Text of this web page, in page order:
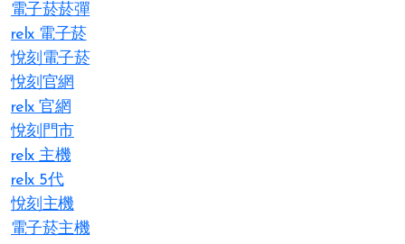
電子菸菸彈
relx 電子菸
悅刻電子菸
悅刻官網
relx 官網
悅刻門市
relx 主機
relx 5代
悅刻主機
電子菸主機